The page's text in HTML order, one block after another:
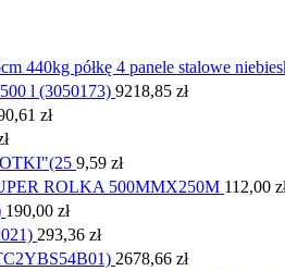
440kg półkę 4 panele stalowe
l (3050173) 9218,85 zł
zł
9,59 zł
ROLKA 500MMX250M 112,00
190,00 zł
293,36 zł
2678,66 zł